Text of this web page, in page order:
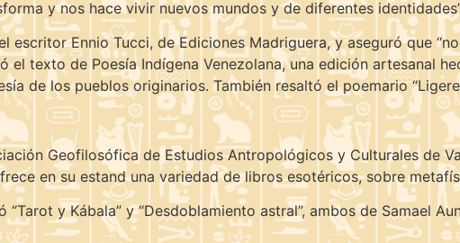
y nos hace vivir nuevos mundos y de diferentes
escritor Ennio Tucci, de Ediciones Madriguera, y aseguró que
el texto de Poesía Indígena Venezolana, una edición artesanal
de los pueblos originarios. También resaltó el poemario
Geofilosófica de Estudios Antropológicos y Culturales de
en su estand una variedad de libros esotéricos, sobre
y Kábala” y “Desdoblamiento astral”, ambos de Samael